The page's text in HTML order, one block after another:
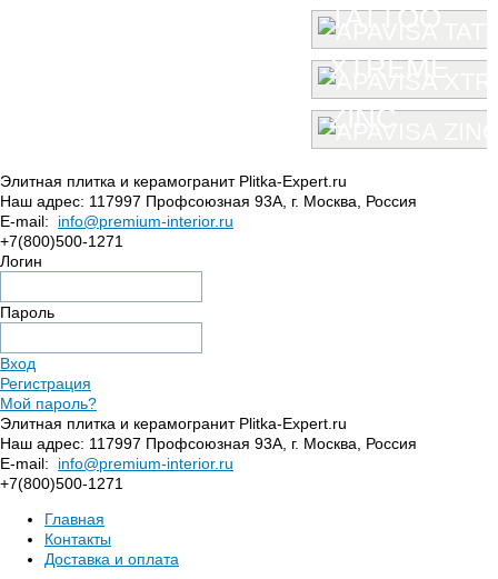
TATTOO
XTREME
ZINC
Элитная плитка и керамогранит Plitka-Expert.ru
Наш адрес: 117997 Профсоюзная 93А г. Москва
Россия
E-mail:
info@premium-interior.ru
+7(800)500-1271
Логин
Пароль
Вход
Регистрация
Мой пароль?
Элитная плитка и керамогранит Plitka-Expert.ru
Наш адрес: 117997 Профсоюзная 93А г. Москва
Россия
E-mail:
info@premium-interior.ru
+7(800)500-1271
Главная
Контакты
Доставка и оплата